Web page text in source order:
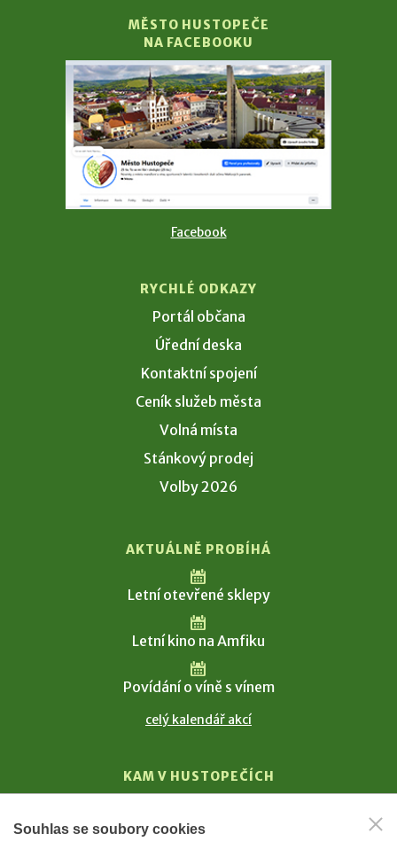
MĚSTO HUSTOPEČE
NA FACEBOOKU
Facebook
RYCHLÉ ODKAZY
Portál občana
Úřední deska
Kontaktní spojení
Ceník služeb města
Volná místa
Stánkový prodej
Volby 2026
AKTUÁLNĚ PROBÍHÁ
Letní otevřené sklepy
Letní kino na Amfiku
Povídání o víně s vínem
celý kalendář akcí
KAM V HUSTOPEČÍCH
T. G. Masaryk
Souhlas se soubory cookies